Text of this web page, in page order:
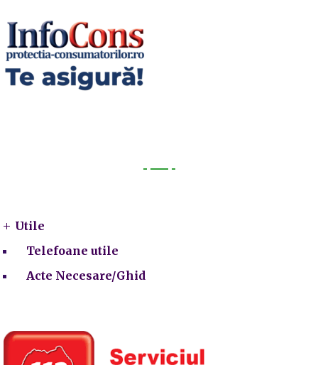
Utile
Telefoane utile
Acte Necesare/Ghid